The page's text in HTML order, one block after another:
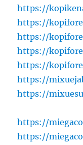
https://
https://
https://
https://
https://
https://
https://
https://
https://